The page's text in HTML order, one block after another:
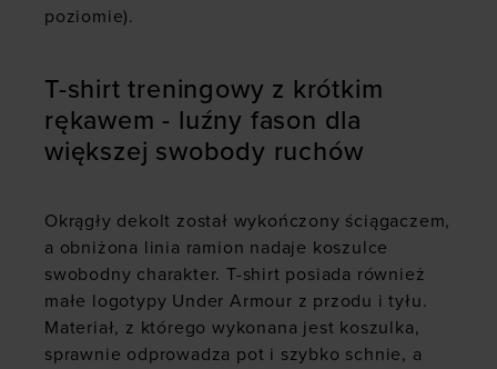
poziomie).
T-shirt treningowy z krótkim
rękawem - luźny fason dla
większej swobody ruchów
Okrągły dekolt został wykończony ściągaczem,
a obniżona linia ramion nadaje koszulce
swobodny charakter. T-shirt posiada również
małe logotypy Under Armour z przodu i tyłu.
Materiał, z którego wykonana jest koszulka,
sprawnie odprowadza pot i szybko schnie, a